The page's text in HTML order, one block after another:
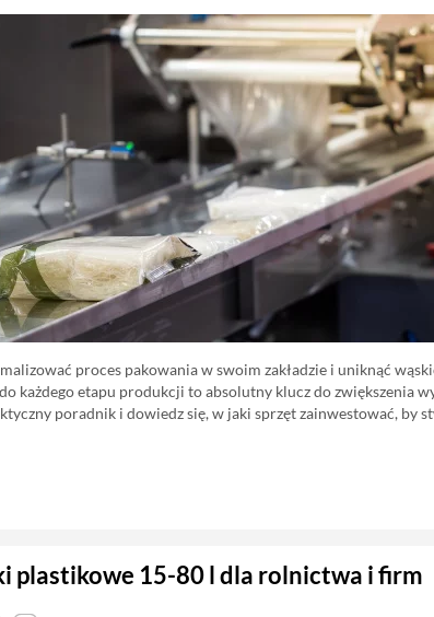
proces pakowania w swoim zakładzie i uniknąć
każdego etapu produkcji to absolutny klucz do zwiększenia
poradnik i dowiedz się, w jaki sprzęt zainwestować, by
plastikowe 15-80 l dla rolnictwa i firm